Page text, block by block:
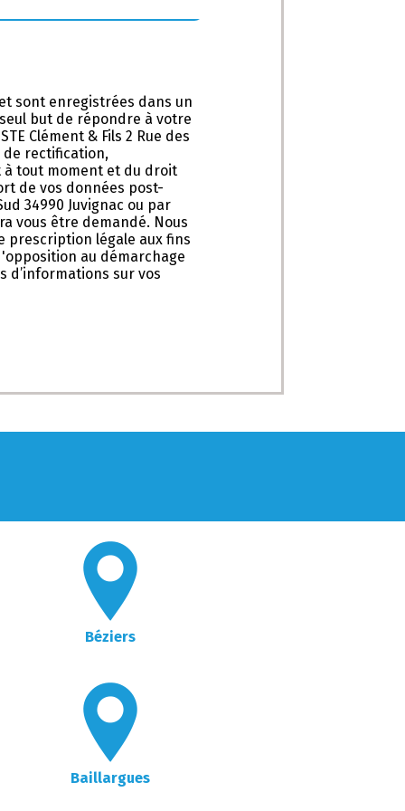
sont enregistrées dans un
but de répondre à votre
Clément & Fils 2 Rue des
de rectification,
à tout moment et du droit
de vos données post-
34990 Juvignac ou par
vous être demandé. Nous
prescription légale aux fins
au démarchage
d’informations sur vos
Béziers
Baillargues